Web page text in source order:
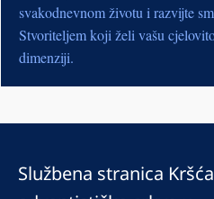
svakodnevnom životu i razvijte
Stvoriteljem koji želi vašu
dimenziji.
Službena stranica